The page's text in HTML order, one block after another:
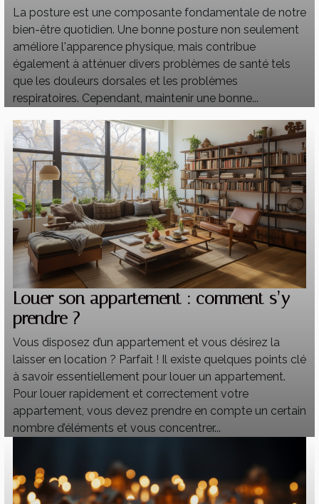
La posture est une composante fondamentale de notre
bien-être quotidien. Une bonne posture non seulement
améliore l'apparence physique, mais contribue
également à atténuer divers problèmes de santé tels
que les douleurs dorsales et les problèmes
respiratoires. Cependant, maintenir une bonne...
Louer son appartement : comment s’y
prendre ?
Vous disposez d’un appartement et vous désirez la
laisser en location ? Parfait ! Il existe quelques points clé
à savoir essentiellement pour louer un appartement.
Pour louer rapidement et correctement votre
appartement, vous devez prendre en compte un certain
nombre d’éléments et vous concentrer...